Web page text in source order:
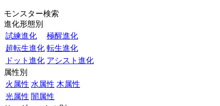
モンスター検索
進化形態別
試練進化
極醒進化
超転生進化 転生進化
ドット進化 アシスト進化
属性別
火属性 水属性 木属性
光属性 闇属性